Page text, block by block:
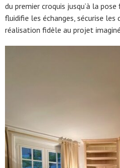
du premier croquis jusqu’à la
fluidifie les échanges, sécurise
réalisation fidèle au projet